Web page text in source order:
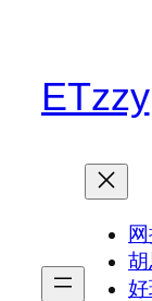
ETzzy